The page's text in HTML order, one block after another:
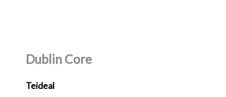
Dublin Core
Teideal